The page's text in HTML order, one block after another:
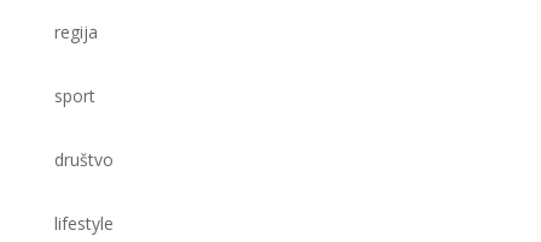
regija
sport
društvo
lifestyle